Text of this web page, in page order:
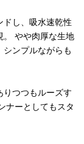
ドし、吸水速乾性
。 やや肉厚な生地
ンプルながらも
りつつもルーズす
ナーとしてもスタ